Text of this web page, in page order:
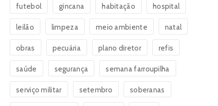
futebol gincana habitação hospital
leilão limpeza meio ambiente natal
obras pecuária plano diretor refis
saúde segurança semana farroupilha
serviço militar setembro soberanas